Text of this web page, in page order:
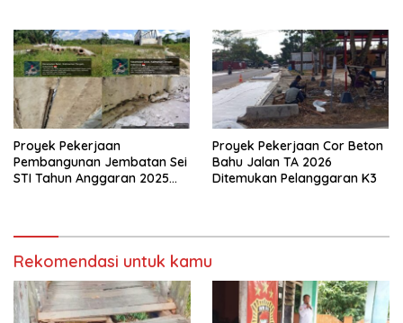
Proyek Pekerjaan
Pembangunan Jembatan Sei
STI Tahun Anggaran 2025
Proyek Pekerjaan Cor Beton
Bahu Jalan TA 2026
Ditemukan Pelanggaran K3
Rekomendasi untuk kamu